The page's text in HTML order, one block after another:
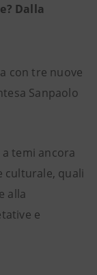
Dalla
con tre nuove
Sanpaolo
temi ancora
culturale, quali
alla
e